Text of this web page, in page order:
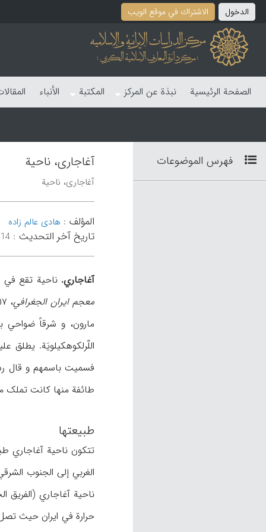
الدخول الاشتراك في موقع الویب
الصفحة الرئیسیة نبذة عن المرکز المکتبة الأنباء
فهرس الموضوعات آغاجاری، ناحیة
آغاجاری، ناحیة
المؤلف : هادی عالم زاده
تاریخ آخر التحدیث :
آغاجاري.ناحیة تقع في قضاء بهبان
معجم ایران الجغرافي، ۶/۱۷). تقع آغاجاري بین دائرة العرض ۴۰َ و و شمالاً، و خط الطول ۳۵َ و و ۵۵َ و شرقاً (
مارون، و شرقاً ضواحي
اللّرلکوهکیلویَة.
فسمیت باسمهم و قال
طائفة منها کانت تملک مراتع قرب
طبیعتها
تتکون ناحیة آغاجاري
ناحیة آغاجاري (الفریق
حرارة في ایران حیث تصل